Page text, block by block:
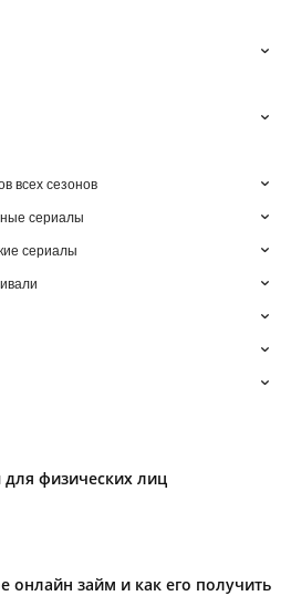
всех сезонов
сериалы
сериалы
для физических лиц
онлайн займ и как его получить